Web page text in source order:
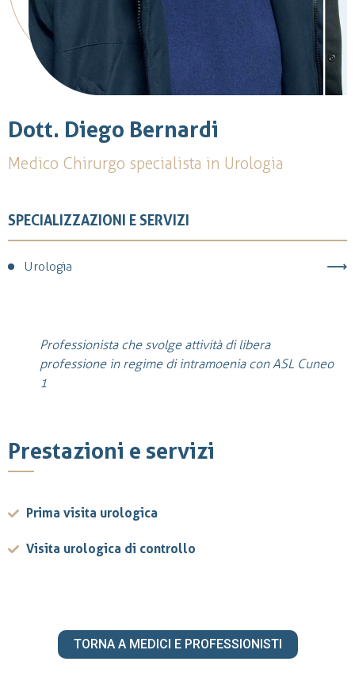
Dott. Diego Bernardi
Medico Chirurgo specialista in Urologia
SPECIALIZZAZIONI E SERVIZI
Urologia
Professionista che svolge attività di libera
professione in regime di intramoenia con ASL Cuneo
1
Prestazioni e servizi
Prima visita urologica
Visita urologica di controllo
TORNA A MEDICI E PROFESSIONISTI